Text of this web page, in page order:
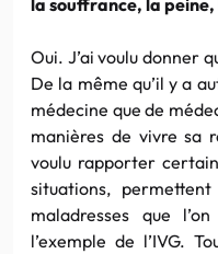
Oui. J’ai voulu donner
De la même qu’il y a
médecine que de
manières de vivre sa
voulu rapporter
situations,
maladresses que
l’exemple de l’IVG.